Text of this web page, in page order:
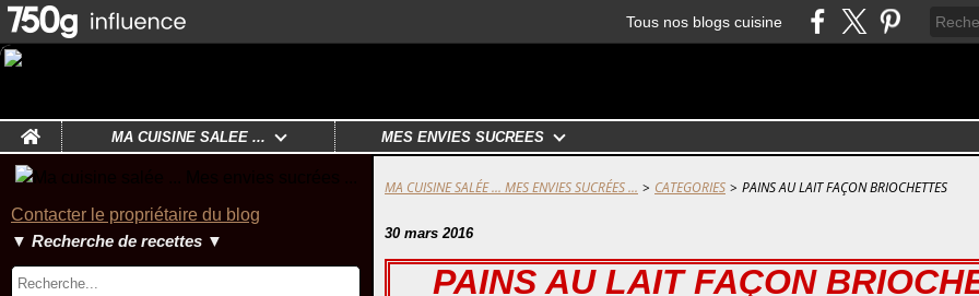
Tous nos blogs cuisine
Home MA CUISINE SALÉE ... MES ENVIES SUCRÉES
Contacter le propriétaire du blog
▼ Recherche de recettes ▼
MA CUISINE SALÉE ... MES ENVIES SUCRÉES ... > CATEGORIES > PAINS AU LAIT FAÇON BRIOCHETTES
30 mars 2016
PAINS AU LAIT FAÇON